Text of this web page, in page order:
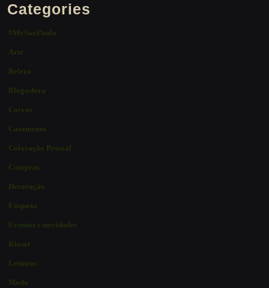
Categories
#MySaoPaulo
Arte
Beleza
Blogosfera
Carros
Casamento
Coloração Pessoal
Compras
Decoração
Etiqueta
Eventos e novidades
Kloset
Leituras
Moda